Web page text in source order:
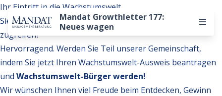
Mandat Growthletter 177:
Neues wagen
Ihr Eintritt in die Wachstumswelt
Sie möchten auf weitere Inhalte der Wachstumswelt
zugreifen?
Hervorragend. Werden Sie Teil unserer Gemeinschaft,
indem Sie jetzt Ihren Wachstumswelt-Ausweis beantragen
und Wachstumswelt-Bürger werden!
Wir wünschen Ihnen viel Freude beim Entdecken, Gewinn